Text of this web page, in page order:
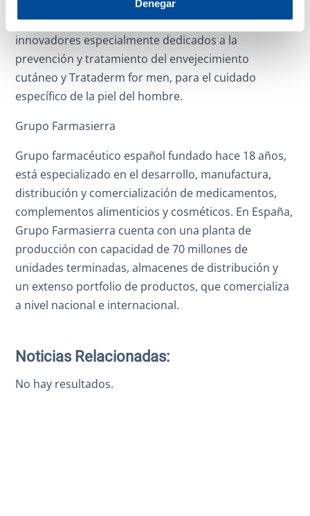
Denegar
asequibles; Trataderm, línea de productos
innovadores especialmente dedicados a la
prevención y tratamiento del envejecimiento
cutáneo y Trataderm for men, para el cuidado
específico de la piel del hombre.
Grupo Farmasierra
Grupo farmacéutico español fundado hace 18 años,
está especializado en el desarrollo, manufactura,
distribución y comercialización de medicamentos,
complementos alimenticios y cosméticos. En España,
Grupo Farmasierra cuenta con una planta de
producción con capacidad de 70 millones de
unidades terminadas, almacenes de distribución y
un extenso portfolio de productos, que comercializa
a nivel nacional e internacional.
Noticias Relacionadas:
No hay resultados.